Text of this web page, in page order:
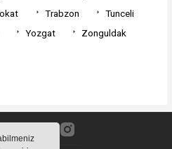
Trabzon
Tunceli
Yozgat
Zonguldak